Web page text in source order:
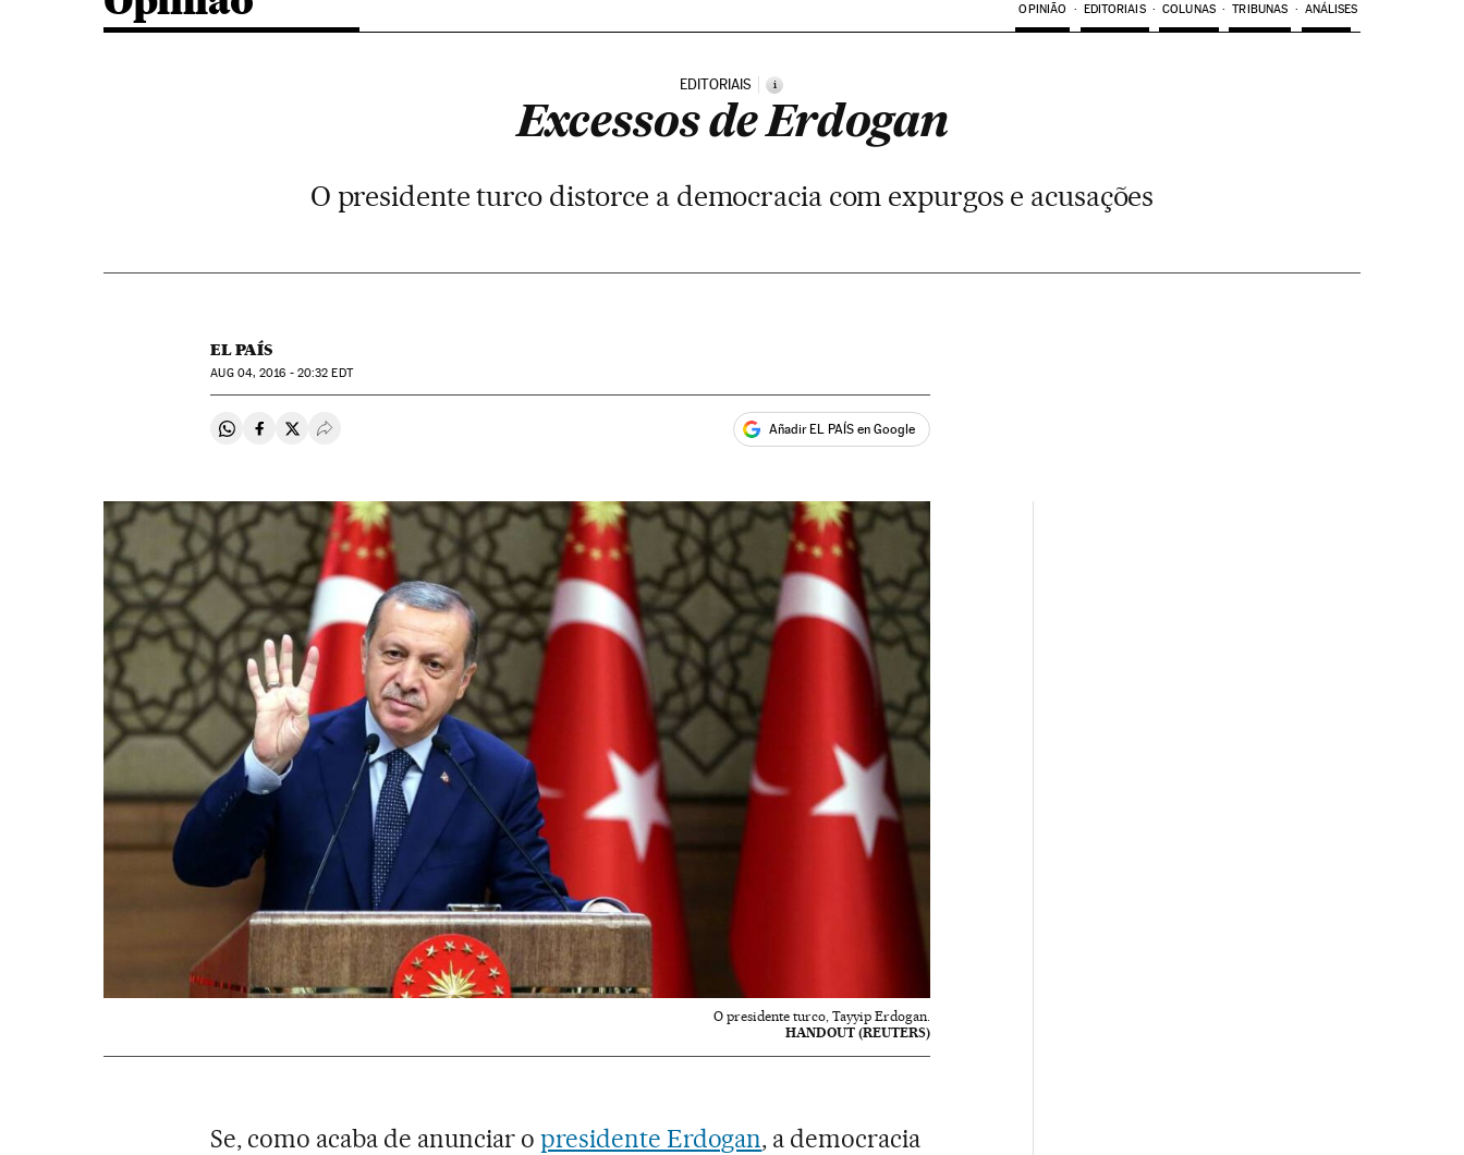
OPINIÃO EDITORIAIS COLUNAS TRIBUNAS ANÁLISES
EDITORIAIS i
Excessos de Erdogan
O presidente turco distorce a democracia com expurgos e acusações
EL PAÍS
AUG04, 2016 - 20:32 EDT
Compartir en Whatsapp
Compartir en Facebook
Compartir en Twitter
Desplegar Redes Sociales Añadir EL PAÍS en Google
O presidente turco, Tayyip Erdogan.
HANDOUT (REUTERS)
Se, como acaba de anunciar o presidente Erdogan, a democracia